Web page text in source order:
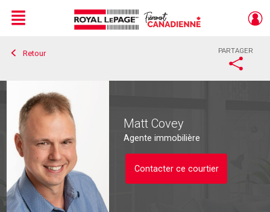
Live
En Direct
Menu
Retour PARTAGER
Matt Covey
Agente immobilière
Contacter ce courtier